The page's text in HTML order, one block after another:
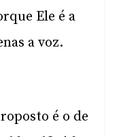
Ele é a
a voz.
é o de